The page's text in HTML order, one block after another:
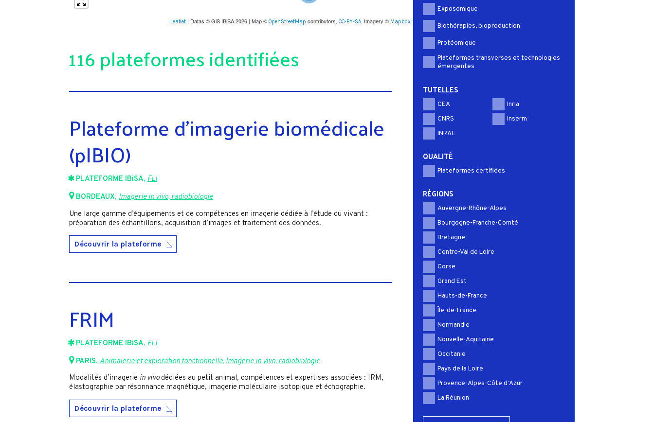
Leaflet| Datas © GiS IBiSA 2026 | Map © OpenStreetMap contributors, CC-BY-SA, Imagery © Mapbox
116 plateformes identifiées
Plateforme d’imagerie biomédicale
(pIBIO)
PLATEFORME IBiSA,FLI
BORDEAUX,Imagerie in vivo, radiobiologie
Une large gamme d’équipements et de compétences en imagerie dédiée à l’étude du vivant :
préparation des échantillons, acquisition d’images et traitement des données.
Découvrir la plateforme
FRIM
PLATEFORME IBiSA,FLI
PARIS,Animalerie et exploration fonctionnelle,Imagerie in vivo, radiobiologie
Modalités d’imagerie in vivo dédiées au petit animal, compétences et expertises associées : IRM,
élastographie par résonnance magnétique, imagerie moléculaire isotopique et échographie.
Découvrir la plateforme
Exposomique
Biothérapies, bioproduction
Protéomique
Plateformes transverses et technologies
émergentes
TUTELLES
CEA
CNRS
INRAE
Inria
Inserm
QUALITÉ
Plateformes certifiées
RÉGIONS
Auvergne-Rhône-Alpes
Bourgogne-Franche-Comté
Bretagne
Centre-Val de Loire
Corse
Grand Est
Hauts-de-France
Île-de-France
Normandie
Nouvelle-Aquitaine
Occitanie
Pays de la Loire
Provence-Alpes-Côte d'Azur
La Réunion